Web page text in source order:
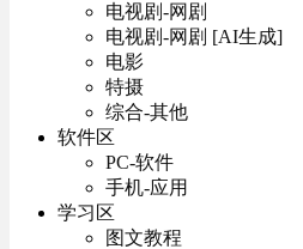
电视剧-网剧
电视剧-网剧 [AI生成]
电影
特摄
综合-其他
软件区
PC-软件
手机-应用
学习区
图文教程